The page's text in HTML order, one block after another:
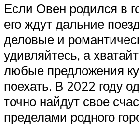
Если Овен родился в
его ждут дальние
деловые и
удивляйтесь, а
любые предложения
поехать. В 2022 году
точно найдут свое
пределами родного